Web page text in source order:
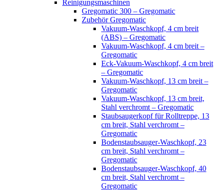
Reinigungsmaschinen
Gregomatic 300 – Gregomatic
Zubehör Gregomatic
Vakuum-Waschkopf, 4 cm breit
(ABS) – Gregomatic
Vakuum-Waschkopf, 4 cm breit –
Gregomatic
Eck-Vakuum-Waschkopf, 4 cm breit
– Gregomatic
Vakuum-Waschkopf, 13 cm breit –
Gregomatic
Vakuum-Waschkopf, 13 cm breit,
Stahl verchromt – Gregomatic
Staubsaugerkopf für Rolltreppe, 13
cm breit, Stahl verchromt –
Gregomatic
Bodenstaubsauger-Waschkopf, 23
cm breit, Stahl verchromt –
Gregomatic
Bodenstaubsauger-Waschkopf, 40
cm breit, Stahl verchromt –
Gregomatic